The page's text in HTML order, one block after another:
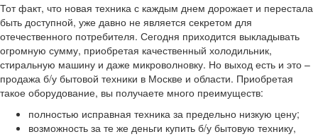
Тот факт, что новая техника с каждым днем дорожает и перестала
быть доступной, уже давно не является секретом для
отечественного потребителя. Сегодня приходится выкладывать
огромную сумму, приобретая качественный холодильник,
стиральную машину и даже микроволновку. Но выход есть и это –
продажа б/у бытовой техники в Москве и области. Приобретая
такое оборудование, вы получаете много преимуществ:
полностью исправная техника за предельно низкую цену;
возможность за те же деньги купить б/у бытовую технику,